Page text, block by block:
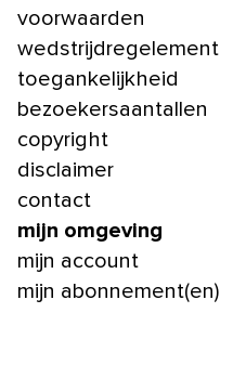
voorwaarden
wedstrijdregelement
toegankelijkheid
bezoekersaantallen
copyright
disclaimer
contact
mijn omgeving
mijn account
mijn abonnement(en)